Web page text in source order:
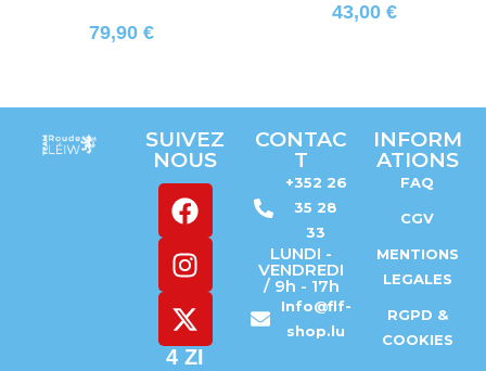
79,90 €
43,00 €
SUIVEZ
NOUS
4 ZI
CONTAC
T
+352 26
35 28
33
LUNDI -
VENDREDI
/ 9h - 17h
Info@flf-
shop.lu
INFORM
ATIONS
FAQ
CGV
MENTIONS
LEGALES
RGPD &
COOKIES